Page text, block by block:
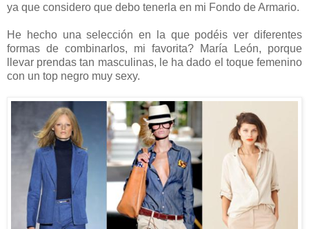
ya que considero que debo tenerla en mi Fondo de Armario.
He hecho una selección en la que podéis ver diferentes
formas de combinarlos, mi favorita? María León, porque
llevar prendas tan masculinas, le ha dado el toque femenino
con un top negro muy sexy.